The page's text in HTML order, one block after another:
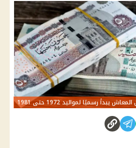
يبدأ رسميًا لمواليد 1972 حتى 1981